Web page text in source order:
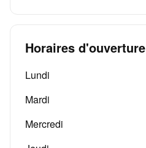
Horaires d'ouverture
Lundi
Mardi
Mercredi